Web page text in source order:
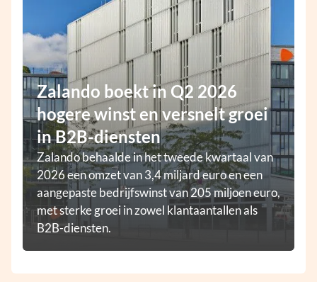
Zalando boekt in Q2 2026
hogere winst en versnelt groei
in B2B-diensten
Zalando behaalde in het tweede kwartaal van
2026 een omzet van 3,4 miljard euro en een
aangepaste bedrijfswinst van 205 miljoen euro,
met sterke groei in zowel klantaantallen als
B2B-diensten.